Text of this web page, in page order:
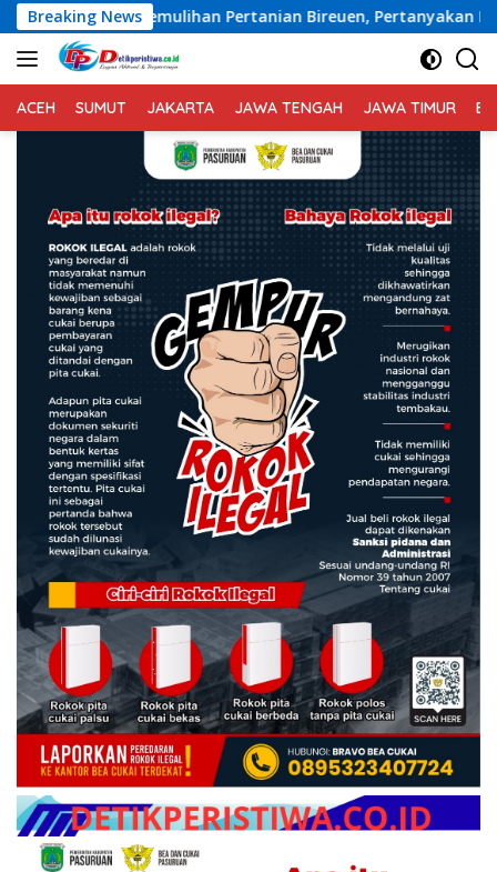
Langsung
ke
konten
Breaking News
Pemulihan Pertanian Bireuen, Pertanyakan Efektivitas
ACEH SUMUT JAKARTA JAWA TENGAH JAWA TIMUR